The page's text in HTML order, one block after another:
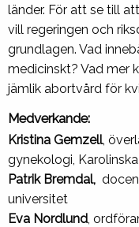
länder. För att se till
vill regeringen och
grundlagen. Vad
medicinskt? Vad mer
jämlik abortvård för
Medverkande:
Kristina Gemzell,
gynekologi,
Patrik Bremdal,
universitet
Eva Nordlund,